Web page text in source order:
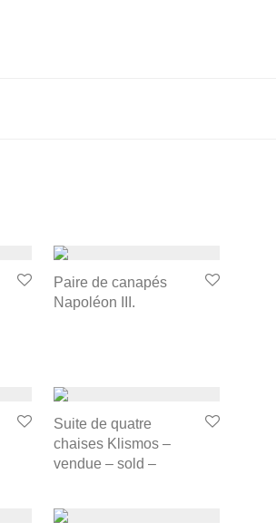
Paire de canapés
Napoléon III.
Suite de quatre
chaises Klismos –
vendue – sold –